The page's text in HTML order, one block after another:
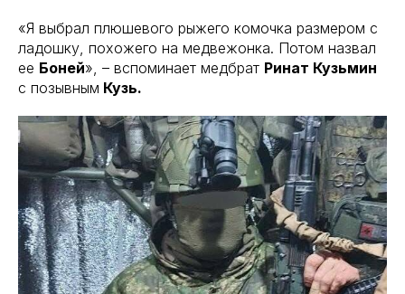
«Я выбрал плюшевого рыжего комочка размером с
ладошку, похожего на медвежонка. Потом назвал
ее Боней», – вспоминает медбрат Ринат Кузьмин
с позывным Кузь.